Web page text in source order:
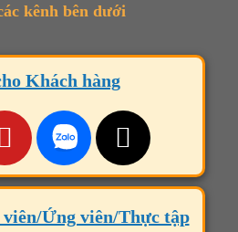
kênh bên dưới
Khách hàng
viên/Ứng viên/Thực tập